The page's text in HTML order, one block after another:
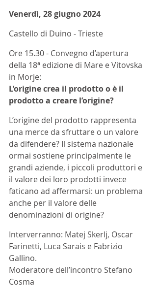
Venerdì, 28 giugno 2024
Castello di Duino - Trieste
Ore 15.30 - Convegno d’apertura
della 18ª edizione di Mare e Vitovska
in Morje:
L’origine crea il prodotto o è il
prodotto a creare l’origine?
L’origine del prodotto rappresenta
una merce da sfruttare o un valore
da difendere? Il sistema nazionale
ormai sostiene principalmente le
grandi aziende, i piccoli produttori e
il valore dei loro prodotti invece
faticano ad affermarsi: un problema
anche per il valore delle
denominazioni di origine?
Interverranno: Matej Skerlj, Oscar
Farinetti, Luca Sarais e Fabrizio
Gallino.
Moderatore dell’incontro Stefano
Cosma